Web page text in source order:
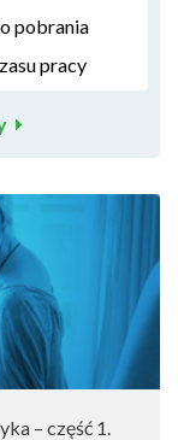
pobrania
pracy
– część 1.